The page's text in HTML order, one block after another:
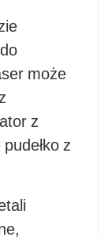
może
z
z